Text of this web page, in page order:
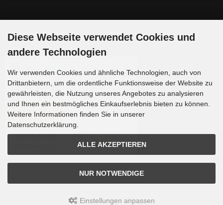
Zahlungsmethoden
Sprachvariablen befinden sich in der Datei tpl_modified/lang/german/lang_german.custom.
Diese Webseite verwendet Cookies und
andere Technologien
Wir verwenden Cookies und ähnliche Technologien, auch von
Drittanbietern, um die ordentliche Funktionsweise der Website zu
gewährleisten, die Nutzung unseres Angebotes zu analysieren
und Ihnen ein bestmögliches Einkaufserlebnis bieten zu können.
Weitere Informationen finden Sie in unserer
Datenschutzerklärung.
ALLE AKZEPTIEREN
NUR NOTWENDIGE
Einstellungen anpassen